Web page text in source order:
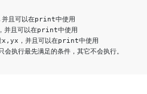
以在print中使用
可以在print中使用
并且可以在print中使用
行最先满足的条件，其它不会执行。